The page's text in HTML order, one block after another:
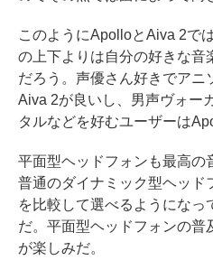
このようにApolloとAiva 2で
の上下よりは自分の好きな音
だろう。声優さん好きでアニ
Aiva 2が良いし、男声ヴォー
タルなどを好むユーザーは
平面型ヘッドフォンも最高の
普通のダイナミック型ヘッド
を比較して選べるようになっ
だ。平面型ヘッドフォンの普
が楽しみだ。